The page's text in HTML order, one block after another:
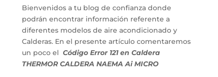
Bienvenidos a tu blog de confianza donde
podrán encontrar información referente a
diferentes modelos de aire acondicionado y
Calderas. En el presente artículo comentaremos
un poco el Código Error 121 en Caldera
THERMOR CALDERA NAEMA Ai MICRO